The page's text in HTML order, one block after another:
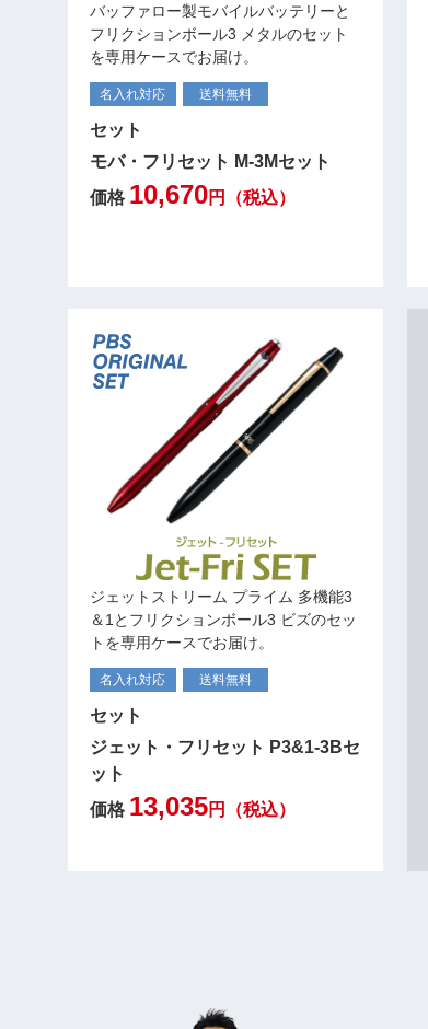
バッファロー製モバイルバッテリーと
フリクションボール3 メタルのセット
を専用ケースでお届け。
名入れ対応 送料無料
セット
モバ・フリセット M-3Mセット
価格 10,670円（税込）
ジェットストリーム プライム 多機能3
＆1とフリクションボール3 ビズのセッ
トを専用ケースでお届け。
名入れ対応 送料無料
セット
ジェット・フリセット P3&1-3Bセ
ット
価格 13,035円（税込）